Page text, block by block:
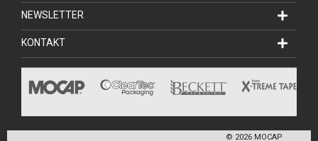
NEWSLETTER
KONTAKT
© 2026 MOCAP